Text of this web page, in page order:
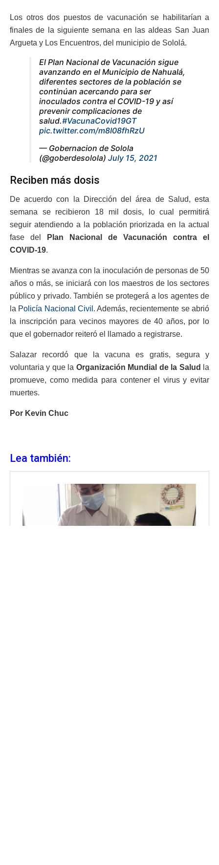
Los otros dos puestos de vacunación se habilitarían a
finales de la siguiente semana en las aldeas San Juan
Argueta y Los Encuentros, del municipio de Sololá.
El Plan Nacional de Vacunación sigue
avanzando en el Municipio de Nahualá,
diferentes sectores de la población se
continúan acercando para ser
inoculados contra el COVID-19 y así
prevenir complicaciones de
salud.#VacunaCovid19GT
pic.twitter.com/m8I08fhRzU
— Gobernacion de Solola
(@goberdesolola) July 15, 2021
Reciben más dosis
De acuerdo con la Dirección del área de Salud, esta
semana se recibieron 18 mil dosis, lo cual permitirá
seguir atendiendo a la población priorizada en la actual
fase del
Plan Nacional de Vacunación contra el
COVID-19.
Mientras se avanza con la inoculación de personas de 50
años o más, se iniciará con los maestros de los sectores
público y privado. También se protegerá a los agentes de
la Policía Nacional Civil. Además, recientemente se abrió
la inscripción para vecinos mayores de 40 años, por lo
que el gobernador reiteró el llamado a registrarse.
Salazar recordó que la vacuna es gratis, segura y
voluntaria y que la Organización Mundial de la Salud
la
promueve, como medida para contener el virus y evitar
muertes.
Por Kevin Chuc
Lea también: